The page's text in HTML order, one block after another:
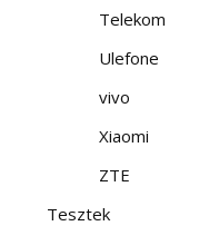
Telekom
Ulefone
vivo
Xiaomi
ZTE
Tesztek